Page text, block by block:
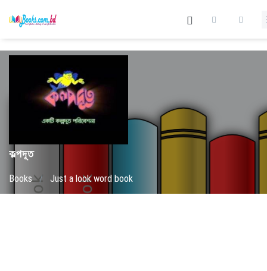
কল্পদূত
Books / Just a look word book